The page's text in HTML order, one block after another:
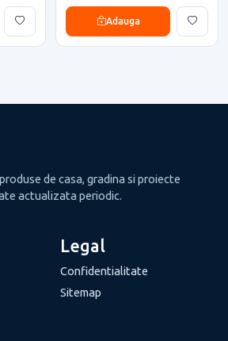
Adauga
de casa, gradina si proiecte
actualizata periodic.
Legal
Confidentialitate
Sitemap